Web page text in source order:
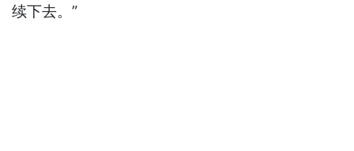
续下去。”